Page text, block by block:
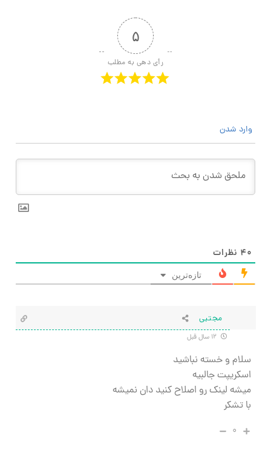
۵
رأی دهی به مطلب
وارد شدن
۴۰ نظرات
تازه‌ترین
مجتبی
سلام و خسته نباشید
اسکریپت جالبیه
میشه لینک رو اصلاح کنید دان نمیشه
با تشکر
۰